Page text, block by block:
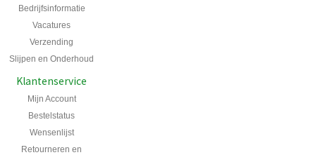
Bedrijfsinformatie
Vacatures
Verzending
Slijpen en Onderhoud
Klantenservice
Mijn Account
Bestelstatus
Wensenlijst
Retourneren en